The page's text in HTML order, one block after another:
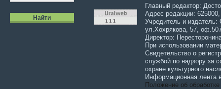
Главный редактор:
Адрес редакции:
Учредитель и
ул.Хохрякова, 57,
Директор:
При использовании
Свидетельство о
службой по надзору за
охране культурного
Информационная лента
Положение об